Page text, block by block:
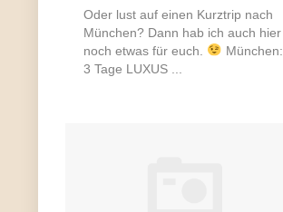
Oder lust auf einen Kurztrip nach
München? Dann hab ich auch hier
noch etwas für euch.
München:
3 Tage LUXUS ...